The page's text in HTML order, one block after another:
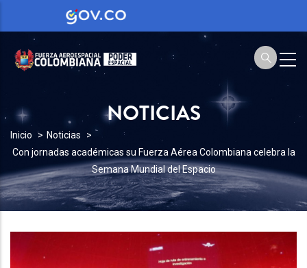
NOTICIAS
SOBRESCRIBIR
ENLACES
DE
AYUDA
A
LA
Inicio
Noticias
Con jornadas académicas su Fuerza Aérea Colombiana celebra la
Semana Mundial del Espacio